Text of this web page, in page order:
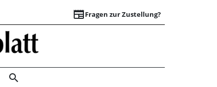
newspaperFragen zur Zustellung?
Finger weg von
search